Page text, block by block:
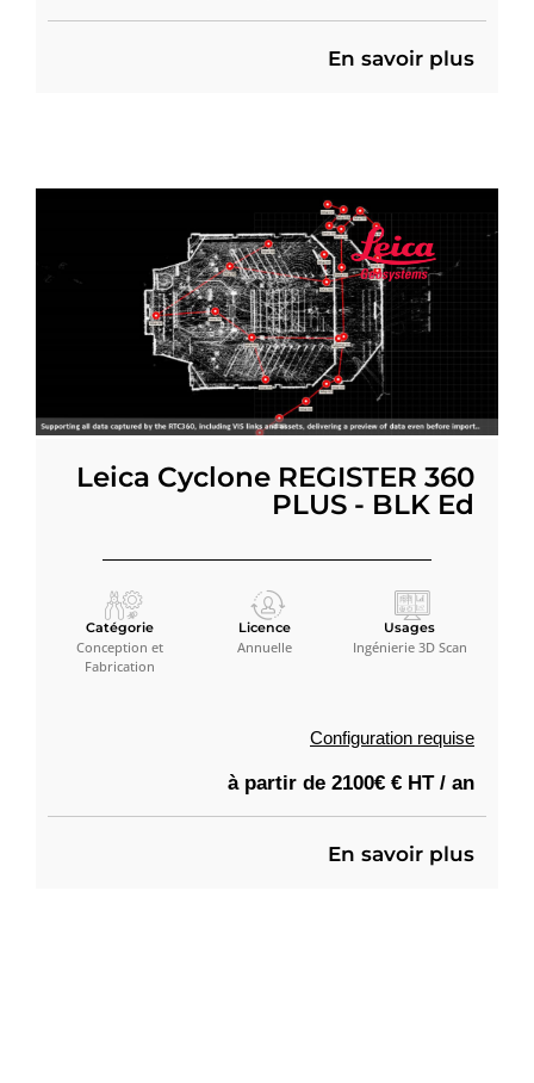
En savoir plus
Leica Cyclone REGISTER 360
PLUS - BLK Ed
Catégorie
Conception et
Fabrication
Licence
Annuelle
Usages
Ingénierie 3D Scan
Configuration requise
à partir de 2100€ € HT / an
En savoir plus